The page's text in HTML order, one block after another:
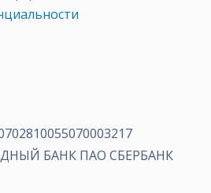
БАНК ПАО СБЕРБАНК